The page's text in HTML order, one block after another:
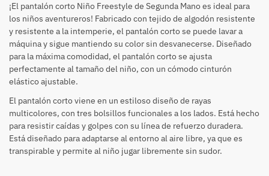
¡El pantalón corto Niño Freestyle de Segunda Mano es ideal para
los niños aventureros! Fabricado con tejido de algodón resistente
y resistente a la intemperie, el pantalón corto se puede lavar a
máquina y sigue mantiendo su color sin desvanecerse. Diseñado
para la máxima comodidad, el pantalón corto se ajusta
perfectamente al tamaño del niño, con un cómodo cinturón
elástico ajustable.
El pantalón corto viene en un estiloso diseño de rayas
multicolores, con tres bolsillos funcionales a los lados. Está hecho
para resistir caídas y golpes con su línea de refuerzo duradera.
Está diseñado para adaptarse al entorno al aire libre, ya que es
transpirable y permite al niño jugar libremente sin sudor.